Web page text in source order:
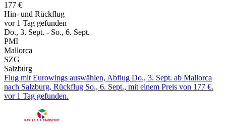
177 €
Hin- und Rückflug
vor 1 Tag gefunden
Do., 3. Sept. - So., 6. Sept.
PMI
Mallorca
SZG
Salzburg
Flug mit Eurowings auswählen, Abflug Do., 3. Sept. ab Mallorca
nach Salzburg, Rückflug So., 6. Sept., mit einem Preis von 177 €.
vor 1 Tag gefunden.